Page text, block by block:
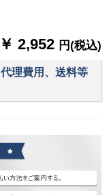
￥ 2,952 円(税込)
理費用、送料等